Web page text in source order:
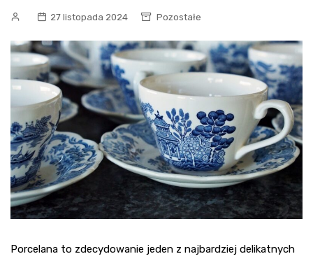
27 listopada 2024 Pozostałe
Porcelana to zdecydowanie jeden z najbardziej delikatnych